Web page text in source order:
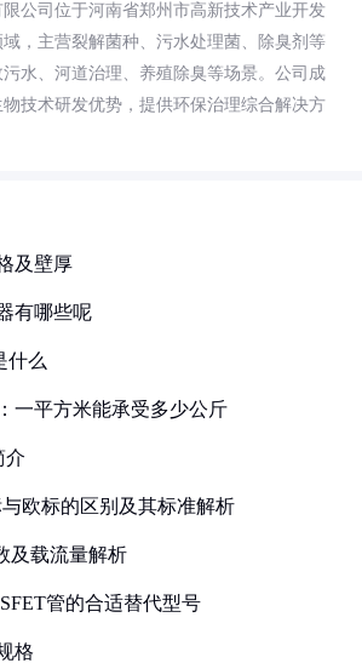
公司位于河南省郑州市高新技术产业开发
，主营裂解菌种、污水处理菌、除臭剂等
水、河道治理、养殖除臭等场景。公司成
物技术研发优势，提供环保治理综合解决方
及壁厚
有哪些呢
什么
一平方米能承受多少公斤
介
欧标的区别及其标准解析
及载流量解析
管的合适替代型号
格